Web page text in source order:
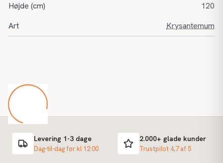
Højde (cm)
120
Art
Krysantemum
Levering 1-3 dage
Dag-til-dag før kl 12:00
2.000+ glade kunder
Trustpilot 4,7 af 5